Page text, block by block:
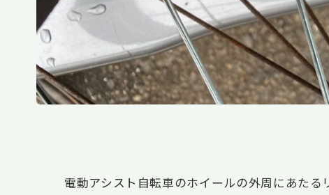
電動アシスト自転車のホイールの外周にあたる